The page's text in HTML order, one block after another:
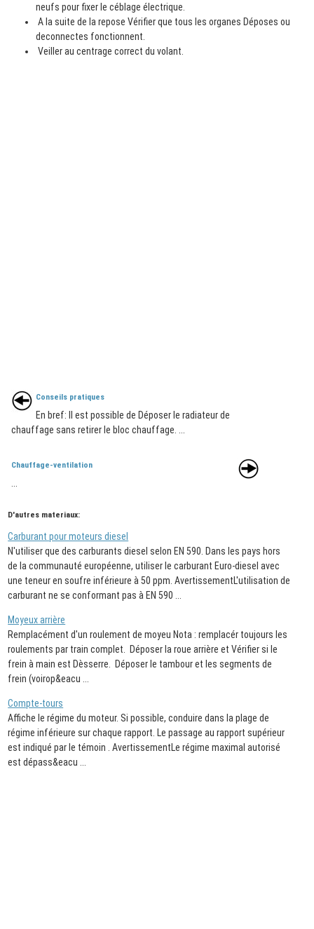
neufs pour fixer le céblage électrique.
A la suite de la repose Vérifier que tous les organes Déposes ou
deconnectes fonctionnent.
Veiller au centrage correct du volant.
Conseils pratiques
En bref: Il est possible de Déposer le radiateur de
chauffage sans retirer le bloc chauffage. ...
Chauffage-ventilation
D'autres materiaux:
Carburant pour moteurs diesel
N'utiliser que des carburants diesel selon EN 590. Dans les pays hors
de la communauté européenne, utiliser le carburant Euro-diesel avec
une teneur en soufre inférieure à 50 ppm. AvertissementL'utilisation de
carburant ne se conformant pas à EN 590 ...
Moyeux arrière
Remplacément d'un roulement de moyeu Nota : remplacér toujours les
roulements par train complet. Déposer la roue arrière et Vérifier si le
frein à main est Dèsserre. Déposer le tambour et les segments de
frein (voirop&eacu ...
Compte-tours
Affiche le régime du moteur. Si possible, conduire dans la plage de
régime inférieure sur chaque rapport. Le passage au rapport supérieur
est indiqué par le témoin . AvertissementLe régime maximal autorisé
est dépass&eacu ...